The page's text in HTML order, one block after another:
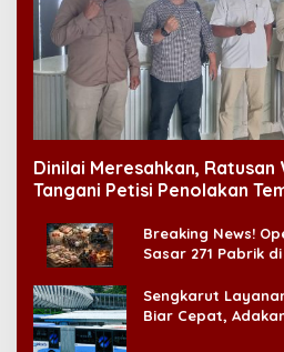
Dinilai Meresahkan, Ratusan
Tangani Petisi Penolakan
Breaking News!
Sasar 271 Pabrik
Sengkarut
Biar Cepat,